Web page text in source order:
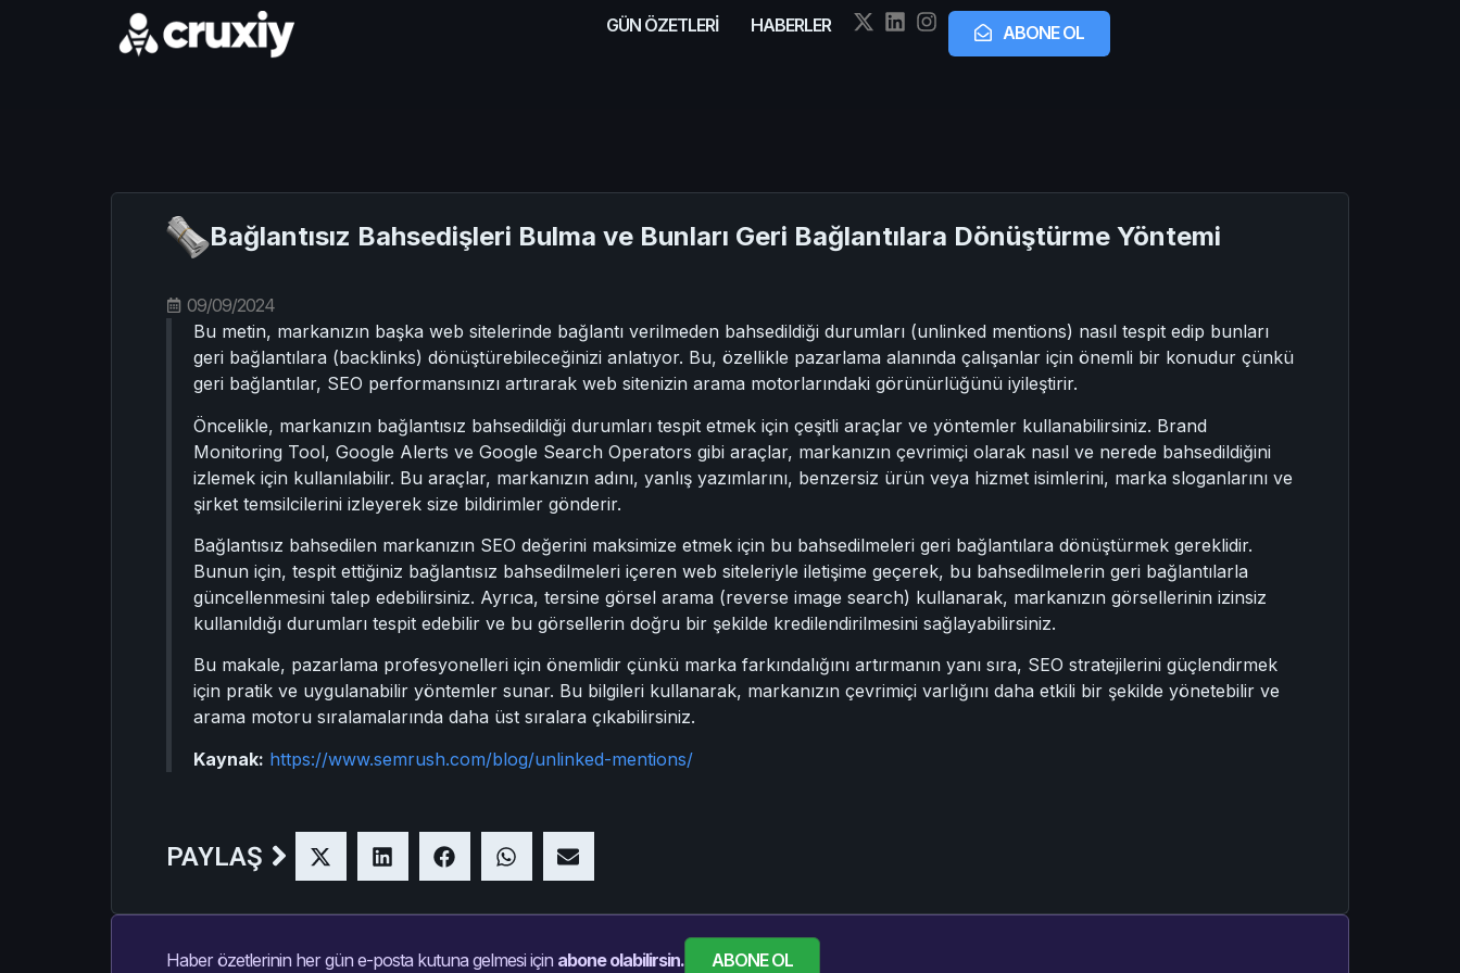
GÜN ÖZETLERİ HABERLER ABONE OL
Bağlantısız Bahsedişleri Bulma ve Bunları Geri Bağlantılara Dönüştürme Yöntemi
09/09/2024
Bu metin, markanızın başka web sitelerinde bağlantı verilmeden bahsedildiği durumları (unlinked mentions) nasıl tespit edip bunları
geri bağlantılara (backlinks) dönüştürebileceğinizi anlatıyor. Bu, özellikle pazarlama alanında çalışanlar için önemli bir konudur çünkü
geri bağlantılar, SEO performansınızı artırarak web sitenizin arama motorlarındaki görünürlüğünü iyileştirir.
Öncelikle, markanızın bağlantısız bahsedildiği durumları tespit etmek için çeşitli araçlar ve yöntemler kullanabilirsiniz. Brand
Monitoring Tool, Google Alerts ve Google Search Operators gibi araçlar, markanızın çevrimiçi olarak nasıl ve nerede bahsedildiğini
izlemek için kullanılabilir. Bu araçlar, markanızın adını, yanlış yazımlarını, benzersiz ürün veya hizmet isimlerini, marka sloganlarını ve
şirket temsilcilerini izleyerek size bildirimler gönderir.
Bağlantısız bahsedilen markanızın SEO değerini maksimize etmek için bu bahsedilmeleri geri bağlantılara dönüştürmek gereklidir.
Bunun için, tespit ettiğiniz bağlantısız bahsedilmeleri içeren web siteleriyle iletişime geçerek, bu bahsedilmelerin geri bağlantılarla
güncellenmesini talep edebilirsiniz. Ayrıca, tersine görsel arama (reverse image search) kullanarak, markanızın görsellerinin izinsiz
kullanıldığı durumları tespit edebilir ve bu görsellerin doğru bir şekilde kredilendirilmesini sağlayabilirsiniz.
Bu makale, pazarlama profesyonelleri için önemlidir çünkü marka farkındalığını artırmanın yanı sıra, SEO stratejilerini güçlendirmek
için pratik ve uygulanabilir yöntemler sunar. Bu bilgileri kullanarak, markanızın çevrimiçi varlığını daha etkili bir şekilde yönetebilir ve
arama motoru sıralamalarında daha üst sıralara çıkabilirsiniz.
Kaynak: https://www.semrush.com/blog/unlinked-mentions/
PAYLAŞ
Haber özetlerinin her gün e-posta kutuna gelmesi için abone olabilirsin. ABONE OL